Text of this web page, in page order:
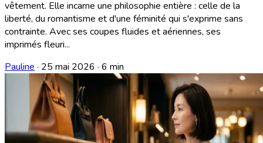
vêtement. Elle incarne une philosophie entière : celle de la
liberté, du romantisme et d'une féminité qui s'exprime sans
contrainte. Avec ses coupes fluides et aériennes, ses
imprimés fleuri...
Pauline · 25 mai 2026 · 6 min